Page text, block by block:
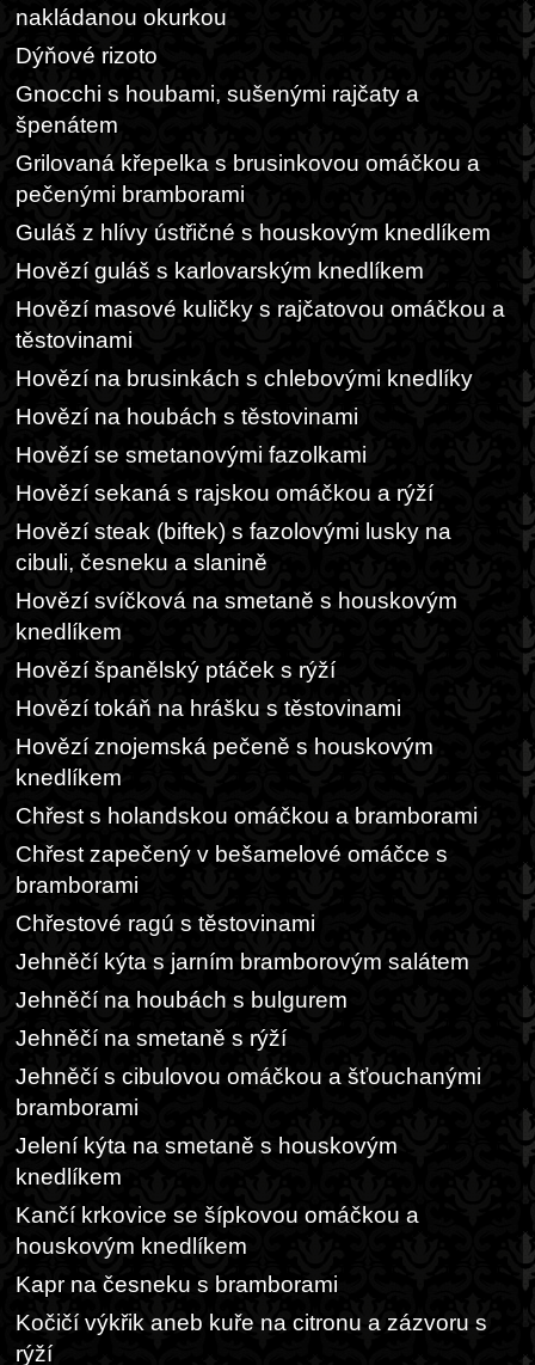
nakládanou okurkou
Dýňové rizoto
Gnocchi s houbami, sušenými rajčaty a
špenátem
Grilovaná křepelka s brusinkovou omáčkou a
pečenými bramborami
Guláš z hlívy ústřičné s houskovým knedlíkem
Hovězí guláš s karlovarským knedlíkem
Hovězí masové kuličky s rajčatovou omáčkou a
těstovinami
Hovězí na brusinkách s chlebovými knedlíky
Hovězí na houbách s těstovinami
Hovězí se smetanovými fazolkami
Hovězí sekaná s rajskou omáčkou a rýží
Hovězí steak (biftek) s fazolovými lusky na
cibuli, česneku a slanině
Hovězí svíčková na smetaně s houskovým
knedlíkem
Hovězí španělský ptáček s rýží
Hovězí tokáň na hrášku s těstovinami
Hovězí znojemská pečeně s houskovým
knedlíkem
Chřest s holandskou omáčkou a bramborami
Chřest zapečený v bešamelové omáčce s
bramborami
Chřestové ragú s těstovinami
Jehněčí kýta s jarním bramborovým salátem
Jehněčí na houbách s bulgurem
Jehněčí na smetaně s rýží
Jehněčí s cibulovou omáčkou a šťouchanými
bramborami
Jelení kýta na smetaně s houskovým
knedlíkem
Kančí krkovice se šípkovou omáčkou a
houskovým knedlíkem
Kapr na česneku s bramborami
Kočičí výkřik aneb kuře na citronu a zázvoru s
rýží